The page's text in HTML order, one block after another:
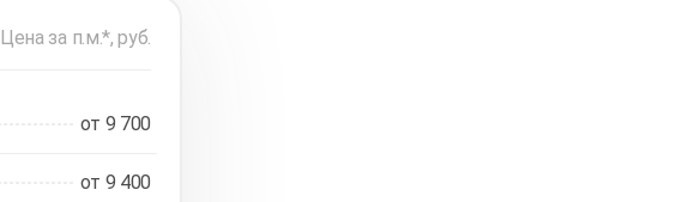
Цена за п.м.*, руб.
от 9 700
от 9 400